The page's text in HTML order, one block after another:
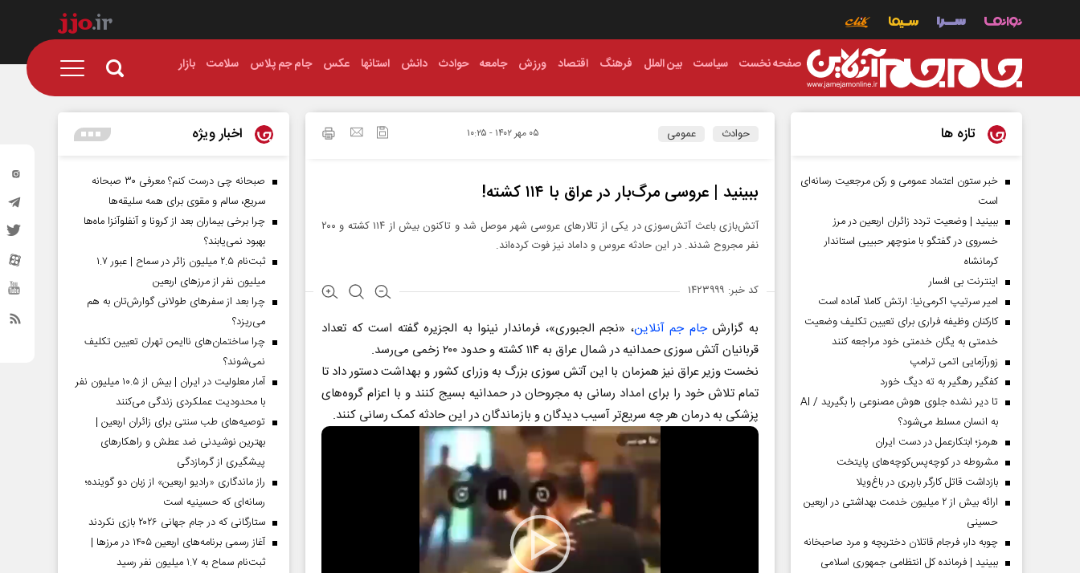
صفحه نخست سیاست بین الملل فرهنگ اقتصاد ورزش جامعه حوادث دانش استانها عکس جام جم پلاس سلامت بازار
حوادث عمومی ۰۵ مهر ۱۴۰۲ - ۱۰:۲۵
ببینید | عروسی مرگ‌بار در عراق با ۱۱۴ كشته!
آتش‌بازی باعث آتش‌سوزی در یکی از تالارهای عروسی شهر موصل شد و تاكنون بيش از ۱۱۴ كشته و ۲۰۰
نفر مجروح شدند. در این حادثه عروس و داماد نیز فوت کرده‌اند.
کد خبر: ۱۴۲۳۹۹۹
به گزارشجام جم آنلاین، «نجم الجبوری»، فرماندار نینوا به الجزیره گفته است که تعداد
قربانیان آتش سوزی حمدانیه در شمال عراق به ۱۱۴ کشته و حدود ۲۰۰ زخمی می‌رسد.
نخست وزیر عراق نیز همزمان با این آتش سوزی بزرگ به وزرای کشور و بهداشت دستور داد تا
تمام تلاش خود را برای امداد رسانی به مجروحان در حمدانیه بسیج کنند و با اعزام گروه‌های
پزشکی به درمان هر چه سریع‌تر آسیب دیدگان و بازماندگان در این حادثه کمک رسانی کنند.
تازه ها
خبر ستون اعتماد عمومی و رکن مرجعیت رسانه‌ای
است
ببینید | وضعیت تردد زائران اربعین در مرز
خسروی در گفتگو با منوچهر حبیبی استاندار
کرمانشاه
اینترنت بی افسار
امیر سرتیپ اکرمی‌نیا: ارتش کاملا آماده است
کارکنان وظیفه فراری برای تعیین تکلیف وضعیت
خدمتی به یگان خدمتی خود مراجعه کنند
زورآزمایی اتمی ترامپ
کفگیر رهگیر به ته دیگ خورد
تا دیر نشده جلوی هوش مصنوعی را بگیرید / AI
به انسان مسلط می‌شود؟
هرمز؛ ابتکارعمل در دست ایران
مشروطه در کوچه‌پس‌کوچه‌های پایتخت
بازداشت قاتل کارگر باربری در باغ‌ویلا
ارائه بیش از ۲ میلیون خدمت بهداشتی در اربعین
حسینی
چوبه دار، فرجام قاتلان دختربچه و مرد صاحبخانه
ببینید | فرمانده کل انتظامی جمهوری اسلامی
اخبار ویژه
صبحانه چی درست کنم؟ معرفی ۳۰ صبحانه
سریع، سالم و مقوی برای همه سلیقه‌ها
چرا برخی بیماران بعد از کرونا و آنفلوآنزا ماه‌ها
بهبود نمی‌یابند؟
ثبت‌نام ۲.۵ میلیون زائر در سماح | عبور ۱.۷
میلیون نفر از مرز‌های اربعین
چرا بعد از سفرهای طولانی گوارش‌تان به هم
می‌ریزد؟
چرا ساختمان‌های ناایمن تهران تعیین تکلیف
نمی‌شوند؟
آمار معلولیت در ایران | بیش از ۱۰.۵ میلیون نفر
با محدودیت عملکردی زندگی می‌کنند
توصیه‌های طب سنتی برای زائران اربعین |
بهترین نوشیدنی ضد عطش و راهکارهای
پیشگیری از گرمازدگی
راز ماندگاری «رادیو اربعین» از زبان دو گوینده؛
رسانه‌ای که حسینیه است
ستارگانی که در جام جهانی ۲۰۲۶ بازی نکردند
آغاز رسمی برنامه‌های اربعین ۱۴۰۵ در مرز‌ها |
ثبت‌نام سماح به ۱.۷ میلیون نفر رسید